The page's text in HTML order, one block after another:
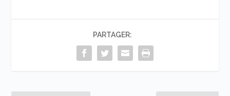
PARTAGER: